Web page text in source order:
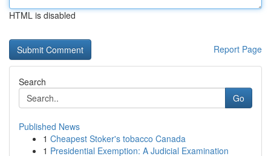
HTML is disabled
Report Page
Search
Go
Published News
1 Cheapest Stoker's tobacco Canada
1 Presidential Exemption: A Judicial Examination